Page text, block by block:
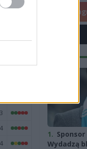
1.
Wydadzą